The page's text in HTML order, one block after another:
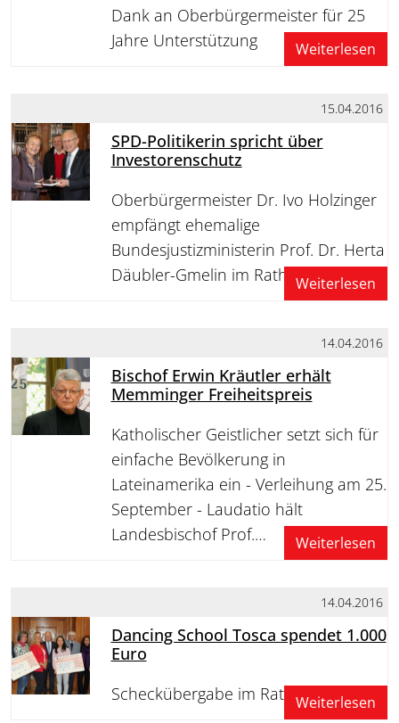
Dank an Oberbürgermeister für 25
Jahre Unterstützung
Weiterlesen
15.04.2016
SPD-Politikerin spricht über
Investorenschutz
Oberbürgermeister Dr. Ivo Holzinger
empfängt ehemalige
Bundesjustizministerin Prof. Dr. Herta
Däubler-Gmelin im RathausWeiterlesen
14.04.2016
Bischof Erwin Kräutler erhält
Memminger Freiheitspreis
Katholischer Geistlicher setzt sich für
einfache Bevölkerung in
Lateinamerika ein - Verleihung am 25.
September - Laudatio hält
Landesbischof Prof.…
Weiterlesen
14.04.2016
Dancing School Tosca spendet 1.000
Euro
Scheckübergabe im RathausWeiterlesen